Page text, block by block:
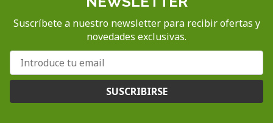
Suscríbete a nuestro newsletter para recibir ofertas y
novedades exclusivas.
SUSCRIBIRSE